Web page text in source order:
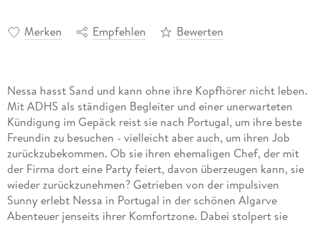
Merken Empfehlen Bewerten
Nessa hasst Sand und kann ohne ihre Kopfhörer nicht leben.
Mit ADHS als ständigen Begleiter und einer unerwarteten
Kündigung im Gepäck reist sie nach Portugal, um ihre beste
Freundin zu besuchen - vielleicht aber auch, um ihren Job
zurückzubekommen. Ob sie ihren ehemaligen Chef, der mit
der Firma dort eine Party feiert, davon überzeugen kann, sie
wieder zurückzunehmen? Getrieben von der impulsiven
Sunny erlebt Nessa in Portugal in der schönen Algarve
Abenteuer jenseits ihrer Komfortzone. Dabei stolpert sie